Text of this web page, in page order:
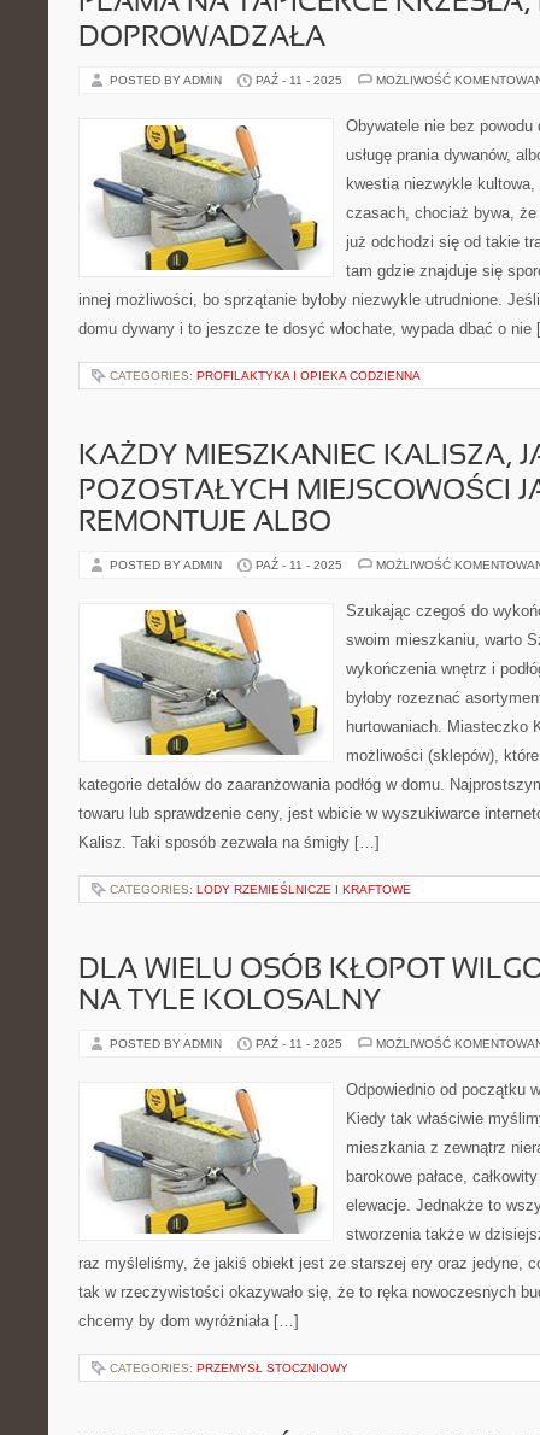
DOPROWADZAŁA
POSTED BY ADMIN PAŹ - 11 - 2025 MOŻLIWOŚĆ
Obywatele nie bez
usługę prania dywanów,
kwestia niezwykle
czasach, chociaż bywa,
już odchodzi się od takie
tam gdzie znajduje się
innej możliwości, bo sprzątanie byłoby niezwykle utrudnione.
domu dywany i to jeszcze te dosyć włochate, wypada dbać o
CATEGORIES: PROFILAKTYKA I OPIEKA CODZIENNA
KAŻDY MIESZKANIEC KALISZA,
POZOSTAŁYCH MIEJSCOWOŚCI
REMONTUJE ALBO
POSTED BY ADMIN PAŹ - 11 - 2025 MOŻLIWOŚĆ
Szukając czegoś do
swoim mieszkaniu, warto
wykończenia wnętrz i
byłoby rozeznać
hurtowaniach. Miasteczko
możliwości (sklepów),
kategorie detalów do zaaranżowania podłóg w domu.
towaru lub sprawdzenie ceny, jest wbicie w wyszukiwarce
Kalisz. Taki sposób zezwala na śmigły […]
CATEGORIES: LODY RZEMIEŚLNICZE I KRAFTOWE
DLA WIELU OSÓB KŁOPOT
NA TYLE KOLOSALNY
POSTED BY ADMIN PAŹ - 11 - 2025 MOŻLIWOŚĆ
Odpowiednio od początku
Kiedy tak właściwie
mieszkania z zewnątrz
barokowe pałace,
elewacje. Jednakże to
stworzenia także w
raz myśleliśmy, że jakiś obiekt jest ze starszej ery oraz jedyne,
tak w rzeczywistości okazywało się, że to ręka nowoczesnych
chcemy by dom wyróżniała […]
CATEGORIES: PRZEMYSŁ STOCZNIOWY